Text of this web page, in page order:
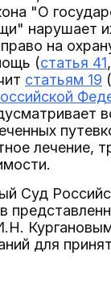
"О
нарушает
на
(статья 41
статьям 19
лечение,
Суд
для